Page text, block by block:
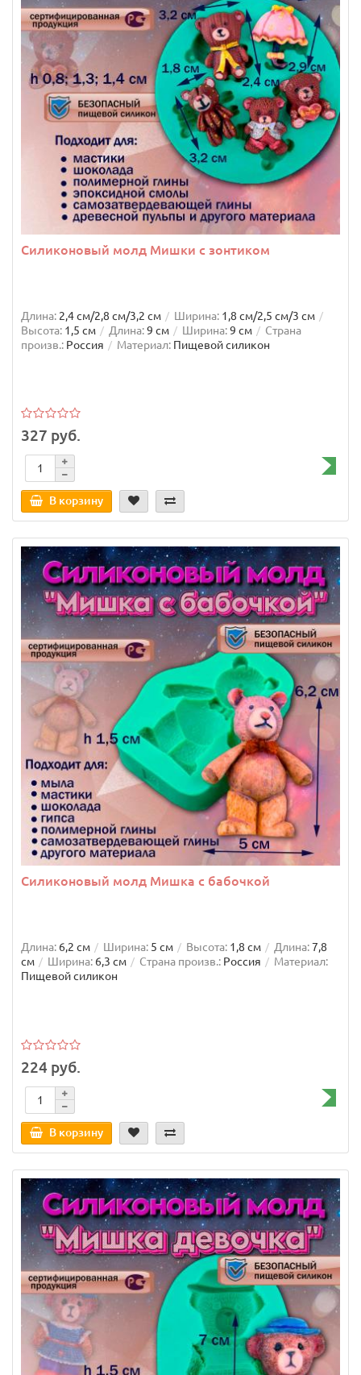
Силиконовый молд Мишки с зонтиком
Длина: 2,4 см/2,8 см/3,2 см Ширина: 1,8 см/2,5 см/3 см
Высота: 1,5 см Длина:9 см Ширина:9 см
Страна
произв.: Россия Материал: Пищевой силикон
327 руб.
В корзину
Силиконовый молд Мишка с бабочкой
Длина: 6,2 см Ширина: 5 см Высота: 1,8 см Длина:7,8
см
Ширина: 6,3 см Страна произв.: Россия
Материал:
Пищевой силикон
224 руб.
В корзину